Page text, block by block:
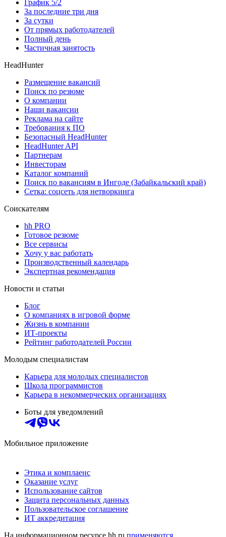
График 5/2
За последние три дня
За сутки
От прямых работодателей
Полный день
Частичная занятость
HeadHunter
Размещение вакансий
Поиск по резюме
О компании
Наши вакансии
Реклама на сайте
Требования к ПО
Безопасный HeadHunter
HeadHunter API
Партнерам
Инвесторам
Каталог компаний
Поиск по вакансиям в Ингоде (Забайкальский край)
Сетка: соцсеть для нетворкинга
Соискателям
hh PRO
Готовое резюме
Все сервисы
Хочу у вас работать
Производственный календарь
Экспертная рекомендация
Новости и статьи
Блог
О компаниях в игровой форме
Жизнь в компании
ИТ-проекты
Рейтинг работодателей России
Молодым специалистам
Карьера для молодых специалистов
Школа программистов
Карьера в некоммерческих организациях
Боты для уведомлений
Мобильное приложение
Этика и комплаенс
Оказание услуг
Использование сайтов
Защита персональных данных
Пользовательское соглашение
ИТ аккредитация
На информационном ресурсе hh.ru применяются